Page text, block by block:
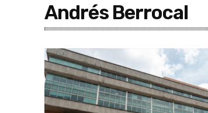
Andrés Berrocal